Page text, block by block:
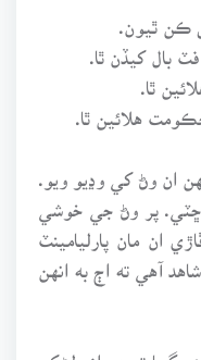
ڪن ٿيون.
بال کيڏن ٿا.
ٿا.
هلائين ٿا.
ان وڻ کي وڍيو ويو.
ڇٽي. پر وڻ جي خوشي
ان مان پارليامينٽ
آهي ته اڄ به انهن
گیا تو دروازہ لڑکی